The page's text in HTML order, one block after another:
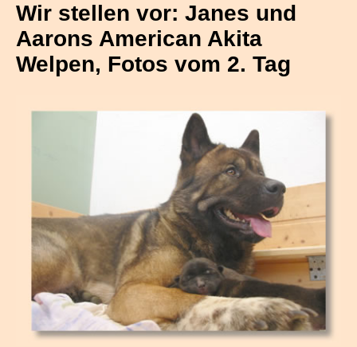
Wir stellen vor: Janes und
Aarons American Akita
Welpen, Fotos vom 2. Tag